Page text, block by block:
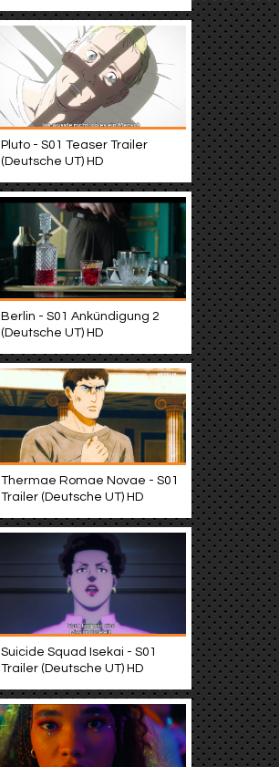
Pluto - S01 Teaser Trailer
(Deutsche UT) HD
Berlin - S01 Ankündigung 2
(Deutsche UT) HD
Thermae Romae Novae - S01
Trailer (Deutsche UT) HD
Suicide Squad Isekai - S01
Trailer (Deutsche UT) HD